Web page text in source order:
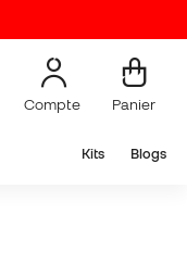
Compte Panier
Kits Blogs